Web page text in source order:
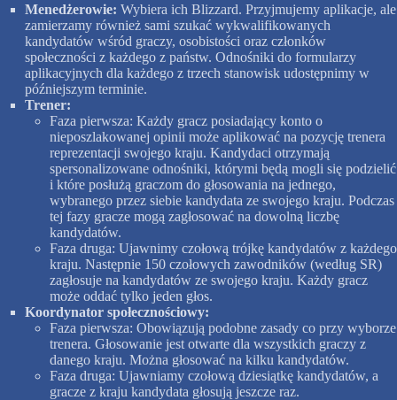
Menedżerowie: Wybiera ich Blizzard. Przyjmujemy aplikacje, ale
zamierzamy również sami szukać wykwalifikowanych
kandydatów wśród graczy, osobistości oraz członków
społeczności z każdego z państw. Odnośniki do formularzy
aplikacyjnych dla każdego z trzech stanowisk udostępnimy w
późniejszym terminie.
Trener:
Faza pierwsza: Każdy gracz posiadający konto o
nieposzlakowanej opinii może aplikować na pozycję trenera
reprezentacji swojego kraju. Kandydaci otrzymają
spersonalizowane odnośniki, którymi będą mogli się podzielić
i które posłużą graczom do głosowania na jednego,
wybranego przez siebie kandydata ze swojego kraju. Podczas
tej fazy gracze mogą zagłosować na dowolną liczbę
kandydatów.
Faza druga: Ujawnimy czołową trójkę kandydatów z każdego
kraju. Następnie 150 czołowych zawodników (według SR)
zagłosuje na kandydatów ze swojego kraju. Każdy gracz
może oddać tylko jeden głos.
Koordynator społecznościowy:
Faza pierwsza: Obowiązują podobne zasady co przy wyborze
trenera. Głosowanie jest otwarte dla wszystkich graczy z
danego kraju. Można głosować na kilku kandydatów.
Faza druga: Ujawniamy czołową dziesiątkę kandydatów, a
gracze z kraju kandydata głosują jeszcze raz.